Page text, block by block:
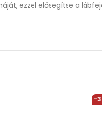
ezzel elősegítse a
-